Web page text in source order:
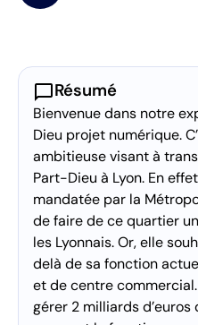
chat_bubbleRésumé
Bienvenue dans notre
Dieu projet numérique.
ambitieuse visant à
Part-Dieu à Lyon. En
mandatée par la
de faire de ce quartier
les Lyonnais. Or, elle
delà de sa fonction
et de centre
gérer 2 milliards